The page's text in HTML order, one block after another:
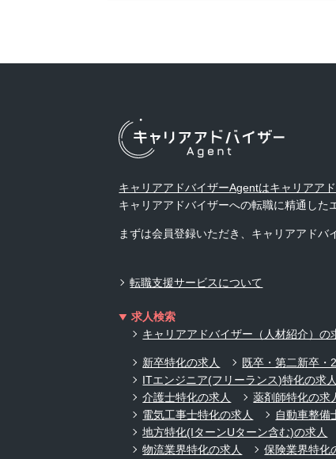
キャリアアドバイザーAgentはキャリアア
キャリアアドバイザーへの転職に精通した
まずは会員登録いただき、キャリアアドバ
転職支援サービスについて
求人検索
キャリアアドバイザー（人材紹介）の
新卒特化の求人 既卒・第二新卒・
ITエンジニア(フリーランス)特化の求人
介護士特化の求人
薬剤師特化の求
電気工事士特化の求人
自動車整備
地方特化(IターンUターン含む)の求人
物流業界特化の求人
保険業界特化